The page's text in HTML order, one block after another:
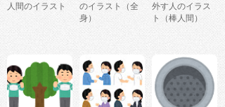
人間のイラスト
のイラスト（全
身）
外す人のイラス
ト（棒人間）